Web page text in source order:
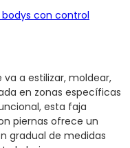
con control
va a estilizar, moldear,
en zonas específicas
esta faja
piernas ofrece un
gradual de medidas